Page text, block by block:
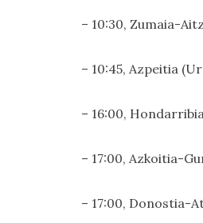
– 10:30, Zumaia-
– 10:45, Azpeitia
– 16:00,
– 17:00, Azkoitia-
– 17:00, Donostia-